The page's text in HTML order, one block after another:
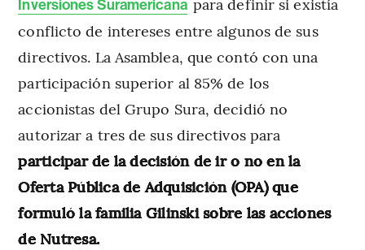
Inversiones Suramericana
conflicto de intereses entre algunos de sus
directivos. La Asamblea, que contó con una
participación superior al 85% de los
accionistas del Grupo Sura, decidió no
autorizar a tres de sus directivos para
participar de la decisión de ir o no en la
Oferta Pública de Adquisición (OPA) que
formuló la familia Gilinski sobre las acciones
de Nutresa.